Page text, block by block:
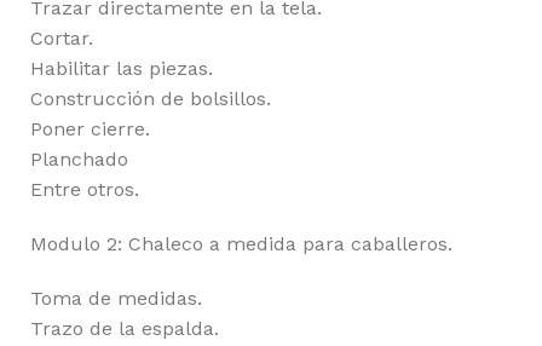
Trazar directamente en la tela.
Cortar.
Habilitar las piezas.
Construcción de bolsillos.
Poner cierre.
Planchado
Entre otros.
Modulo 2: Chaleco a medida para caballeros.
Toma de medidas.
Trazo de la espalda.